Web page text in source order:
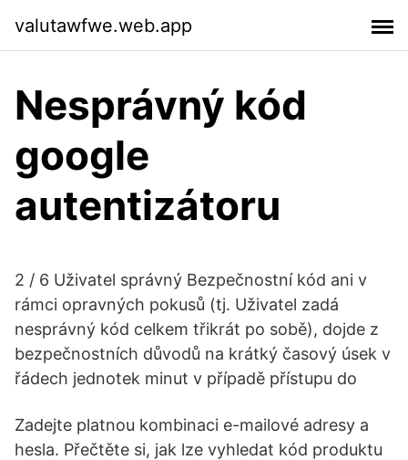
valutawfwe.web.app
Nesprávný kód
google
autentizátoru
2 / 6 Uživatel správný Bezpečnostní kód ani v
rámci opravných pokusů (tj. Uživatel zadá
nesprávný kód celkem třikrát po sobě), dojde z
bezpečnostních důvodů na krátký časový úsek v
řádech jednotek minut v případě přístupu do
Zadejte platnou kombinaci e-mailové adresy a
hesla. Přečtěte si, jak lze vyhledat kód produktu